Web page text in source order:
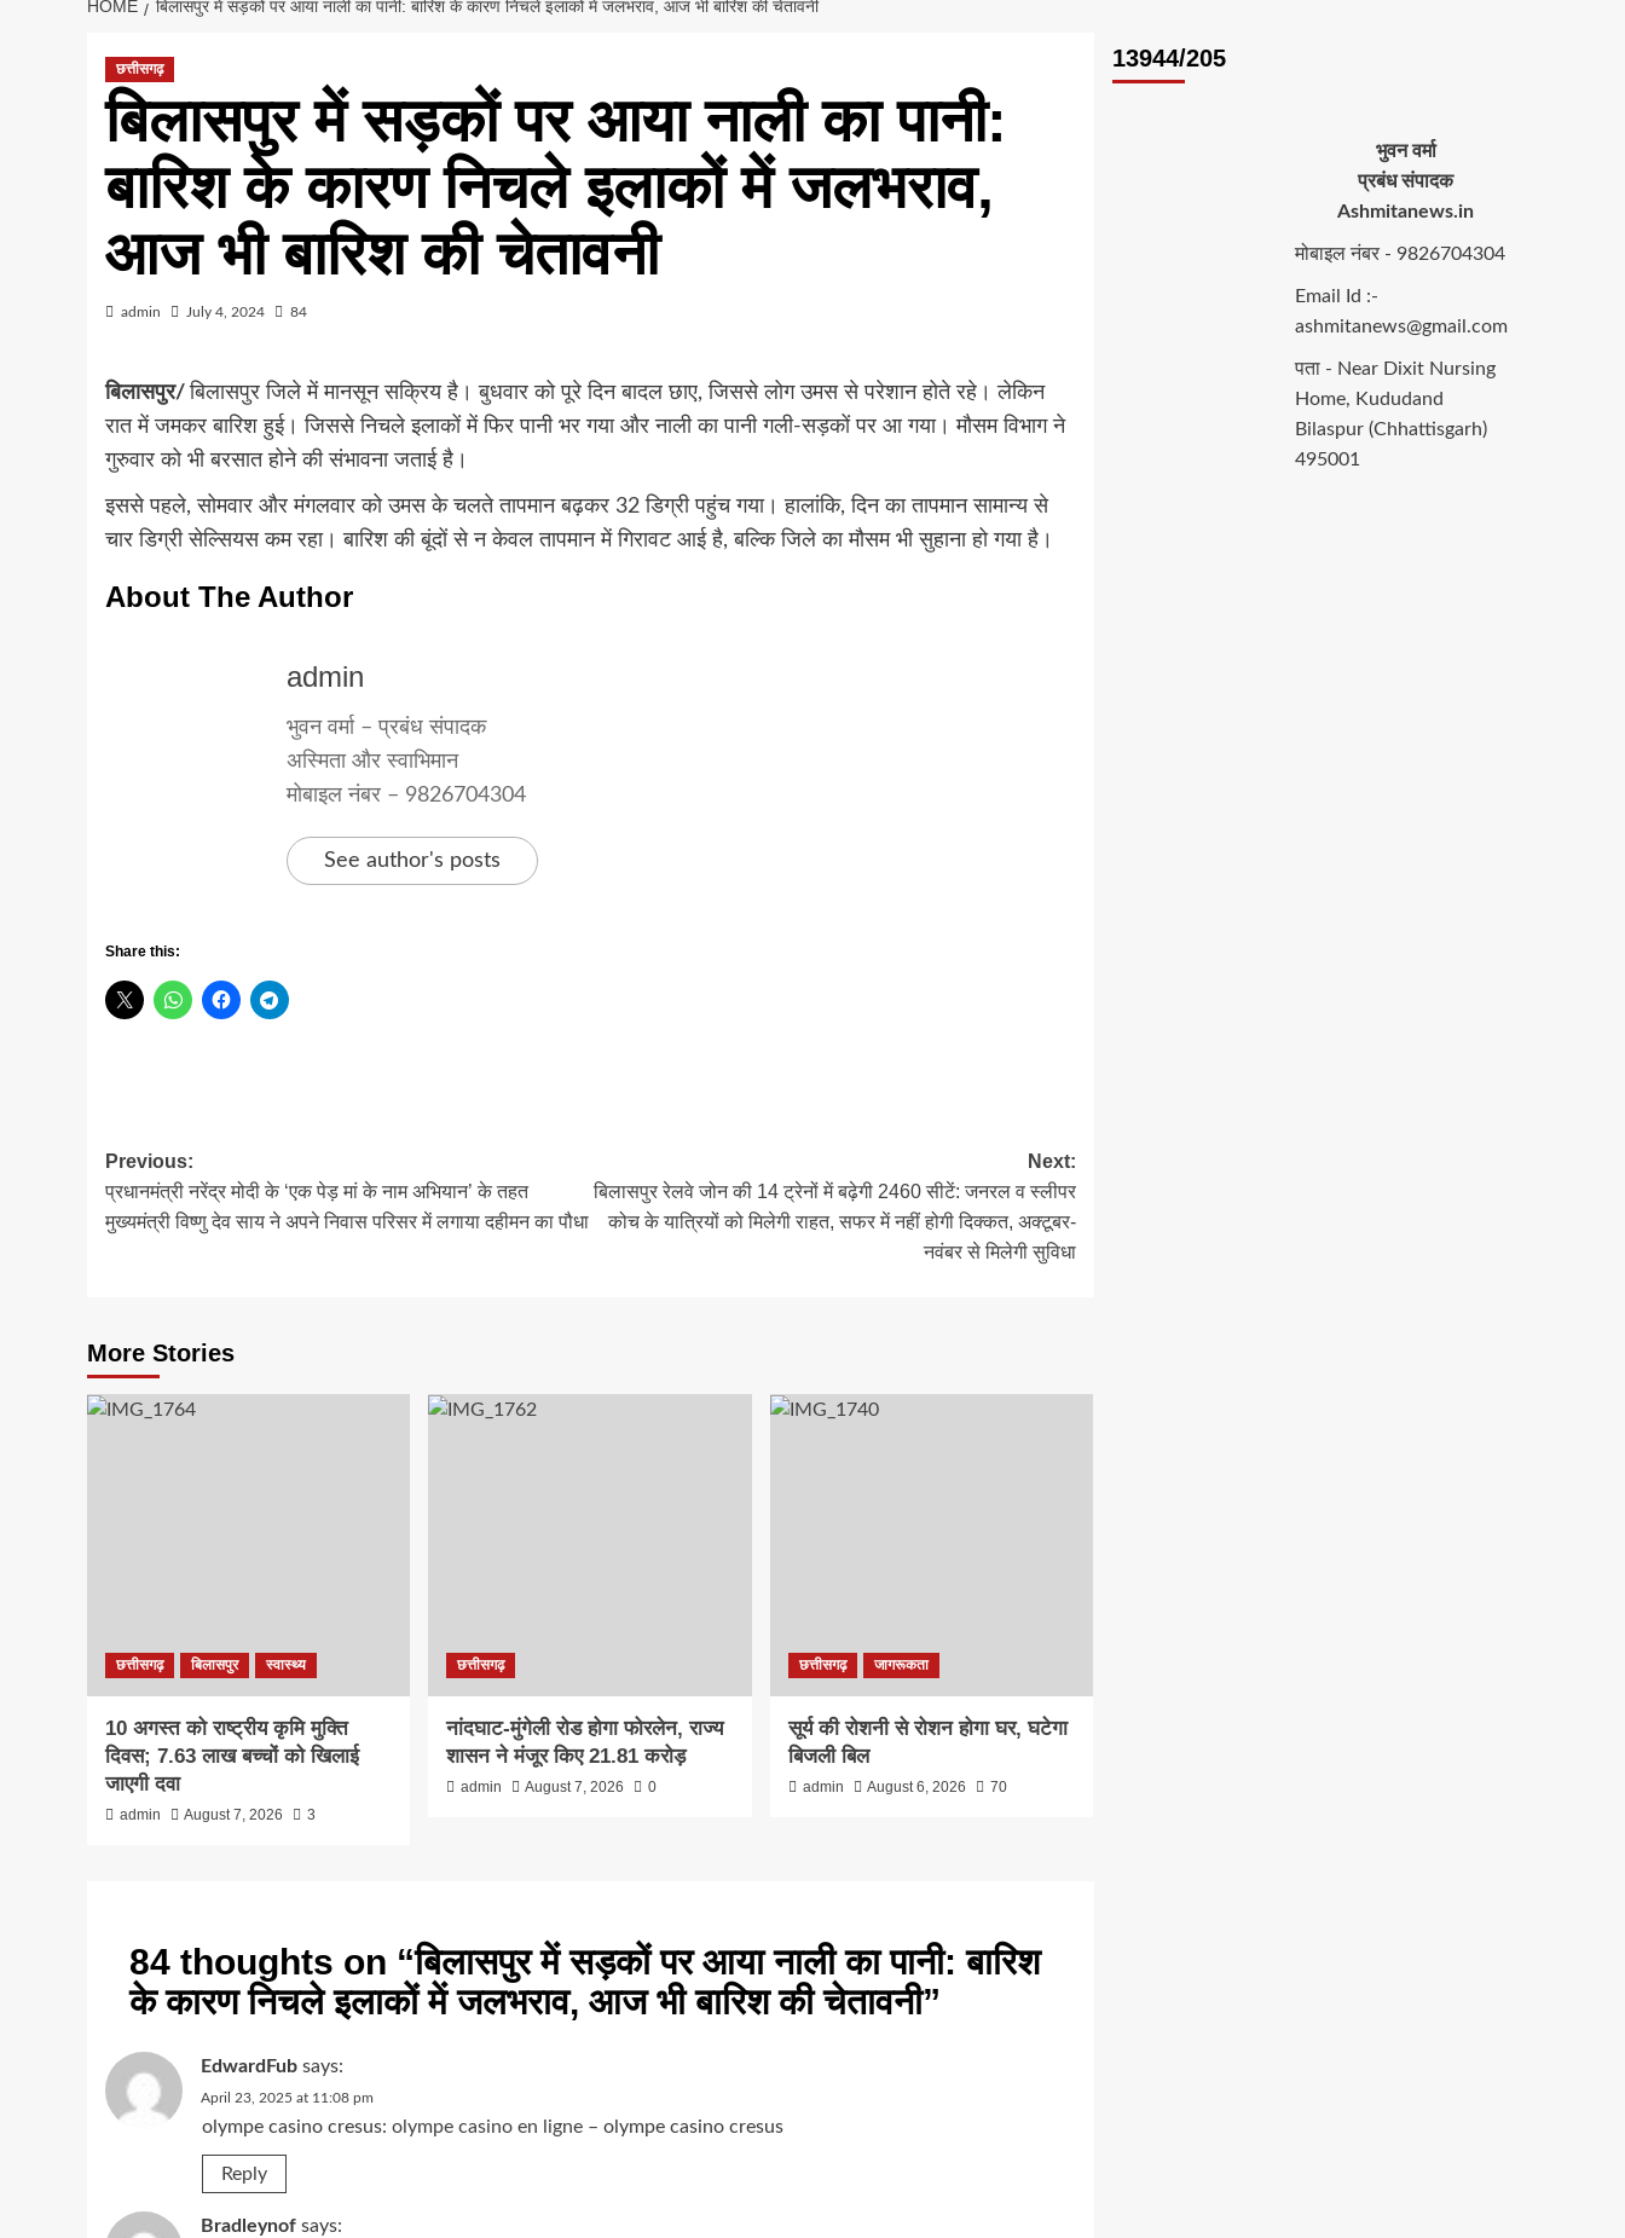
HOME बिलासपुर में सड़कों पर आया नाली का पानी: बारिश के कारण निचले इलाकों में जलभराव, आज भी बारिश की चेतावनी
छत्तीसगढ़
बिलासपुर में सड़कों पर आया नाली का पानी:
बारिश के कारण निचले इलाकों में जलभराव,
आज भी बारिश की चेतावनी
admin July 4, 2024 84
बिलासपुर/बिलासपुर जिले में मानसून सक्रिय है। बुधवार को पूरे दिन बादल छाए, जिससे लोग उमस से परेशान होते रहे। लेकिन
रात में जमकर बारिश हुई। जिससे निचले इलाकों में फिर पानी भर गया और नाली का पानी गली-सड़कों पर आ गया। मौसम विभाग ने
गुरुवार को भी बरसात होने की संभावना जताई है।
इससे पहले, सोमवार और मंगलवार को उमस के चलते तापमान बढ़कर 32 डिग्री पहुंच गया। हालांकि, दिन का तापमान सामान्य से
चार डिग्री सेल्सियस कम रहा। बारिश की बूंदों से न केवल तापमान में गिरावट आई है, बल्कि जिले का मौसम भी सुहाना हो गया है।
About The Author
admin
भुवन वर्मा – प्रबंध संपादक
अस्मिता और स्वाभिमान
मोबाइल नंबर – 9826704304
See author's posts
Share this:
Post
navigation
Previous:
प्रधानमंत्री नरेंद्र मोदी के ‘एक पेड़ मां के नाम अभियान’ के तहत
मुख्यमंत्री विष्णु देव साय ने अपने निवास परिसर में लगाया दहीमन का पौधा
Next:
बिलासपुर रेलवे जोन की 14 ट्रेनों में बढ़ेगी 2460 सीटें: जनरल व स्लीपर
कोच के यात्रियों को मिलेगी राहत, सफर में नहीं होगी दिक्कत, अक्टूबर-
नवंबर से मिलेगी सुविधा
More Stories
छत्तीसगढ़ बिलासपुर स्वास्थ्य
10 अगस्त को राष्ट्रीय कृमि मुक्ति
दिवस; 7.63 लाख बच्चों को खिलाई
जाएगी दवा
admin August 7, 2026 3
छत्तीसगढ़
नांदघाट-मुंगेली रोड होगा फोरलेन, राज्य
शासन ने मंजूर किए 21.81 करोड़
admin August 7, 2026 0
छत्तीसगढ़ जागरूकता
सूर्य की रोशनी से रोशन होगा घर, घटेगा
बिजली बिल
admin August 6, 2026 70
84 thoughts on “बिलासपुर में सड़कों पर आया नाली का पानी: बारिश
के कारण निचले इलाकों में जलभराव, आज भी बारिश की चेतावनी”
EdwardFub says:
April 23, 2025 at 11:08 pm
olympe casino cresus: olympe casino en ligne – olympe casino cresus
Reply
Bradleynof says:
13944/205
भुवन वर्मा
प्रबंध संपादक
Ashmitanews.in
मोबाइल नंबर - 9826704304
Email Id :-
ashmitanews@gmail.com
पता - Near Dixit Nursing
Home, Kududand
Bilaspur (Chhattisgarh)
495001